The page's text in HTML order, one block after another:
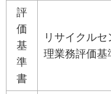
評
価
基
準
書
リサイクル
理業務評価